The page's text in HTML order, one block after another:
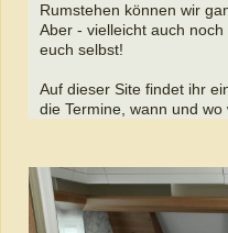
Rumstehen können wir
Aber - vielleicht auch
euch selbst!
Auf dieser Site findet ihr
die Termine, wann und